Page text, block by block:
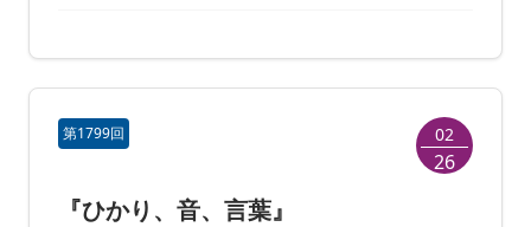
第1799回 02
26
『ひかり、音、言葉』